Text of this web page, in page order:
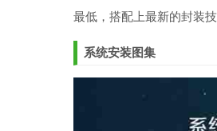
最低，搭配上最新的封装
系统安装图集